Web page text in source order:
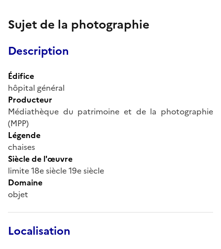
Sujet de la photographie
Description
Édifice
hôpital général
Producteur
Médiathèque du patrimoine et de la photographie
(MPP)
Légende
chaises
Siècle de l'œuvre
limite 18e siècle 19e siècle
Domaine
objet
Localisation